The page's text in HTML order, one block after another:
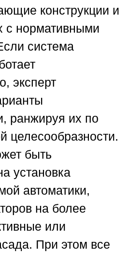
конструкции и
с нормативными
система
эксперт
ранжируя их по
целесообразности.
быть
установка
автоматики,
на более
или
При этом все